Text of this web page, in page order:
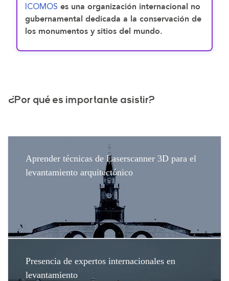
ICOMOS es una organización internacional no
gubernamental dedicada a la conservación de
los monumentos y sitios del mundo.
¿Por qué es importante asistir?
Aprender técnicas de Laserscanner 3D para el
levantamiento arquitectónico
Presencia de expertos internacionales en
levantamiento